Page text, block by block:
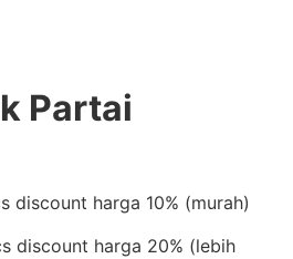
Partai
discount harga 10% (murah)
discount harga 20% (lebih